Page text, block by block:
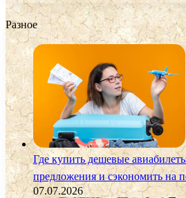
Разное
Где купить дешевые
предложения и сэкономить на
07.07.2026